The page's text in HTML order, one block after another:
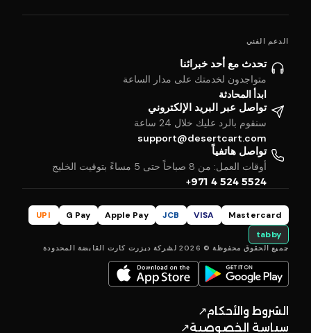
الدعم الفني
تحدث مع أحد خبرائنا
متواجدون لخدمتك على مدار الساعة
ابدأ المحادثة
تواصل عبر البريد الإلكتروني
سنقوم بالرد عليك خلال 24 ساعة
support@desertcart.com
تواصل هاتفياً
أوقات العمل: من 8 صباحاً حتى 5 مساءً بتوقيت الخليج
+971 4 524 5524
Mastercard
VISA
JCB
Apple Pay
G Pay
UPI
tabby
جميع الحقوق محفوظة © 2026 لشركة ديزرت كارت القابضة المحدودة
الشروط والأحكام↗
سياسة الخصوصية↗